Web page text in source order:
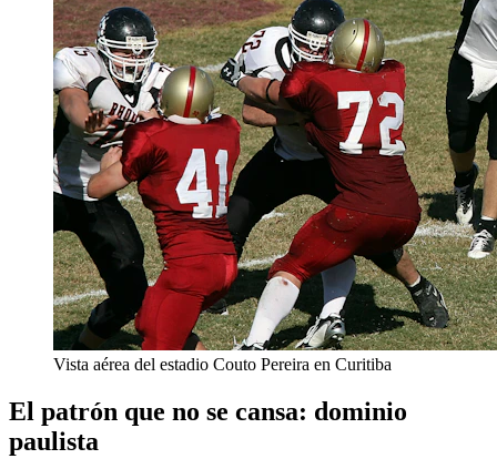
Vista aérea del estadio Couto Pereira en Curitiba
El patrón que no se cansa: dominio
paulista